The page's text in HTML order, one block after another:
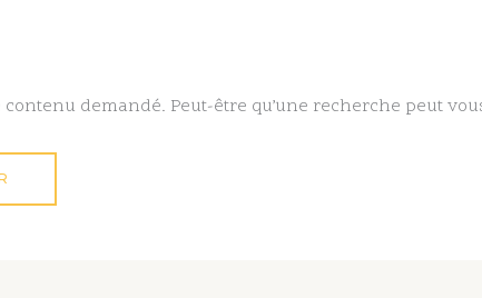
demandé. Peut-être qu’une recherche peut